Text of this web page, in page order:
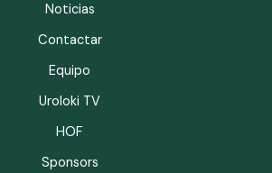
Noticias
Contactar
Equipo
Uroloki TV
HOF
Sponsors